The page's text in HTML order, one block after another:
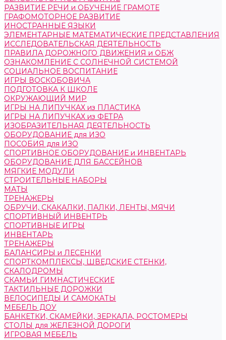
РАЗВИТИЕ РЕЧИ и ОБУЧЕНИЕ ГРАМОТЕ
ГРАФОМОТОРНОЕ РАЗВИТИЕ
ИНОСТРАННЫЕ ЯЗЫКИ
ЭЛЕМЕНТАРНЫЕ МАТЕМАТИЧЕСКИЕ ПРЕДСТАВЛЕНИЯ
ИССЛЕДОВАТЕЛЬСКАЯ ДЕЯТЕЛЬНОСТЬ
ПРАВИЛА ДОРОЖНОГО ДВИЖЕНИЯ и ОБЖ
ОЗНАКОМЛЕНИЕ С СОЛНЕЧНОЙ СИСТЕМОЙ
СОЦИАЛЬНОЕ ВОСПИТАНИЕ
ИГРЫ ВОСКОБОВИЧА
ПОДГОТОВКА К ШКОЛЕ
ОКРУЖАЮЩИЙ МИР
ИГРЫ НА ЛИПУЧКАХ из ПЛАСТИКА
ИГРЫ НА ЛИПУЧКАХ из ФЕТРА
ИЗОБРАЗИТЕЛЬНАЯ ДЕЯТЕЛЬНОСТЬ
ОБОРУДОВАНИЕ для ИЗО
ПОСОБИЯ для ИЗО
СПОРТИВНОЕ ОБОРУДОВАНИЕ и ИНВЕНТАРЬ
ОБОРУДОВАНИЕ ДЛЯ БАССЕЙНОВ
МЯГКИЕ МОДУЛИ
СТРОИТЕЛЬНЫЕ НАБОРЫ
МАТЫ
ТРЕНАЖЕРЫ
ОБРУЧИ, СКАКАЛКИ, ПАЛКИ, ЛЕНТЫ, МЯЧИ
СПОРТИВНЫЙ ИНВЕНТРЬ
СПОРТИВНЫЕ ИГРЫ
ИНВЕНТАРЬ
ТРЕНАЖЕРЫ
БАЛАНСИРЫ и ЛЕСЕНКИ
СПОРТКОМПЛЕКСЫ, ШВЕДСКИЕ СТЕНКИ,
СКАЛОДРОМЫ
СКАМЬИ ГИМНАСТИЧЕСКИЕ
ТАКТИЛЬНЫЕ ДОРОЖКИ
ВЕЛОСИПЕДЫ И САМОКАТЫ
МЕБЕЛЬ ДОУ
БАНКЕТКИ, СКАМЕЙКИ, ЗЕРКАЛА, РОСТОМЕРЫ
СТОЛЫ для ЖЕЛЕЗНОЙ ДОРОГИ
ИГРОВАЯ МЕБЕЛЬ